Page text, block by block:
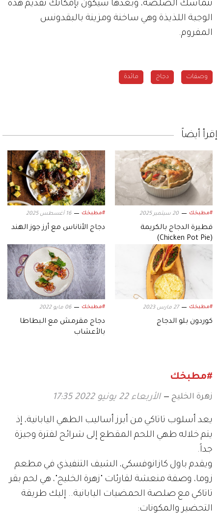
تتماسك الصلصة، وبعدها سيكون بإمكانك تقديم هذه
الوجبة اللذيذة وهي ساخنة ومزينة بالبقدونس
المفروم.
وصفات دجاج مائدة
إقرأ أيضاً
#مطبخك 20 سبتمبر 2025
فطيرة الدجاج بالكريمة
(Chicken Pot Pie)
#مطبخك 16 أغسطس 2025
دجاج الأناناس مع أرز جوز الهند
#مطبخك 27 مارس 2023
كوردون بلو الدجاج
#مطبخك 06 مايو 2022
دجاج مقرمش مع البطاطا
بالأعشاب
#مطبخك
زهرة الخليج الأربعاء 22 يونيو 2022 17:35
يعد أسلوب تاتاكي من أبرز أساليب الطهي اليابانية، إذ
يتم خلاله طهي اللحم المقطع إلى شرائح لفترة وجيزة
جداً.
ويقدم باول كازانوفسكي، الشيف التنفيذي في مطعم
زوما، وصفة منعشة لقارئات "زهرة الخليج"، هي لحم بقر
تاتاكي مع صلصة الحمضيات اليابانية.. إليك طريقة
التحضير والمكونات: